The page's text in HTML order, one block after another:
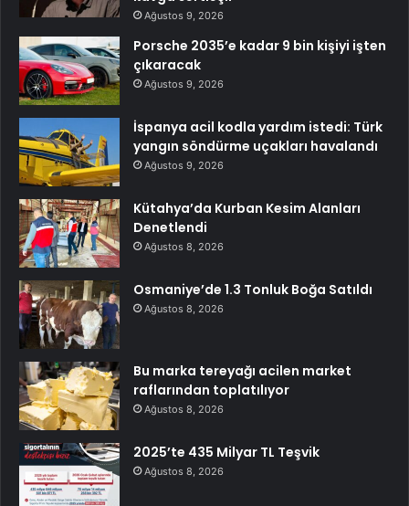
Ağustos 9, 2026
Porsche 2035’e kadar 9 bin kişiyi işten
çıkaracak
Ağustos 9, 2026
İspanya acil kodla yardım istedi: Türk
yangın söndürme uçakları havalandı
Ağustos 9, 2026
Kütahya’da Kurban Kesim Alanları
Denetlendi
Ağustos 8, 2026
Osmaniye’de 1.3 Tonluk Boğa Satıldı
Ağustos 8, 2026
Bu marka tereyağı acilen market
raflarından toplatılıyor
Ağustos 8, 2026
2025’te 435 Milyar TL Teşvik
Ağustos 8, 2026